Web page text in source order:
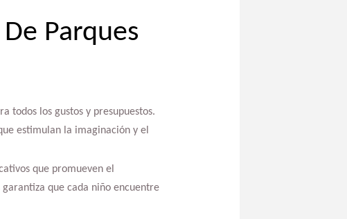
Parques
todos los gustos y presupuestos.
estimulan la imaginación y el
que promueven el
que cada niño encuentre